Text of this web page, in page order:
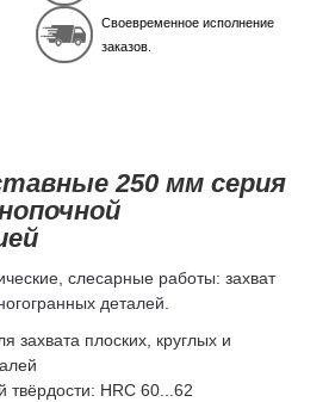
Своевременное исполнение
заказов.
250 мм серия
слесарные работы: захват
деталей.
захвата плоских, круглых и
HRC 60...62